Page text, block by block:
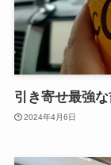
引き寄せ最強な
2024年4月6日